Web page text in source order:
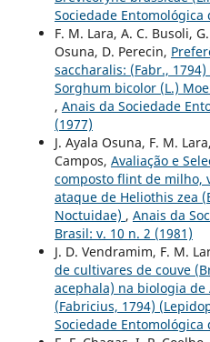
Sociedade Entomológica
F. M. Lara, A. C. Busoli,
Osuna, D. Perecin,
saccharalis: (Fabr.,
Sorghum bicolor (L.)
, Anais da Sociedade
(1977)
J. Ayala Osuna, F. M.
Campos, Avaliação e
composto flint de milho,
ataque de Heliothis zea
Noctuidae) , Anais da
Brasil: v. 10 n. 2 (1981)
J. D. Vendramim, F. M.
de cultivares de couve
acephala) na biologia
(Fabricius, 1794)
Sociedade Entomológica